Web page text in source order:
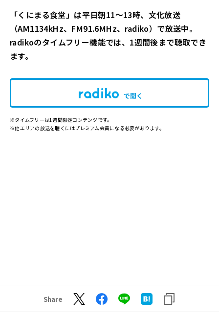
「くにまる食堂」は平日朝11～13時、文化放送
（AM1134kHz、FM91.6MHz、radiko）で放送中。
radikoのタイムフリー機能では、1週間後まで聴取でき
ます。
で開く
※タイムフリーは1週間限定コンテンツです。
※他エリアの放送を聴くにはプレミアム会員になる必要があります。
Share